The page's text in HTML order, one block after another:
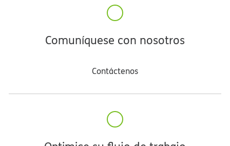
Comuníquese con nosotros​​
Contáctenos​​